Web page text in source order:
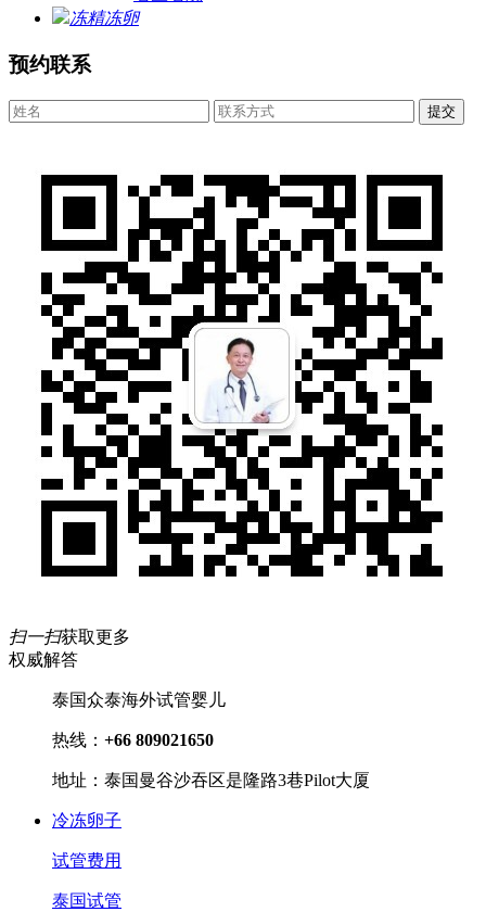
冻精冻卵
预约联系
扫一扫获取更多
权威解答
泰国众泰海外试管婴儿
热线： +66 809021650
地址：泰国曼谷沙吞区是隆路3巷Pilot大厦
冷冻卵子
试管费用
泰国试管